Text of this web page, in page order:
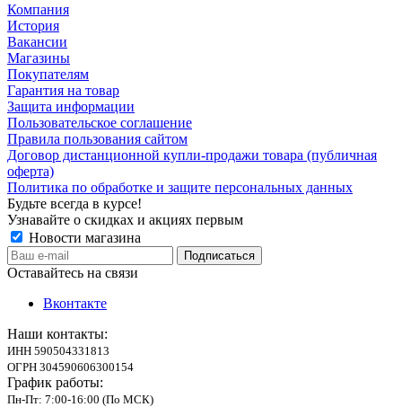
Компания
История
Вакансии
Магазины
Покупателям
Гарантия на товар
Защита информации
Пользовательское соглашение
Правила пользования сайтом
Договор дистанционной купли-продажи товара (публичная
оферта)
Политика по обработке и защите персональных данных
Будьте всегда в курсе!
Узнавайте о скидках и акциях первым
Новости магазина
Оставайтесь на связи
Вконтакте
Наши контакты:
ИНН 590504331813
ОГРН 304590606300154
График работы:
Пн-Пт: 7:00-16:00 (По МСК)